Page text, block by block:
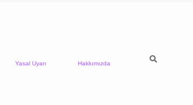
Yasal Uyarı Hakkımızda